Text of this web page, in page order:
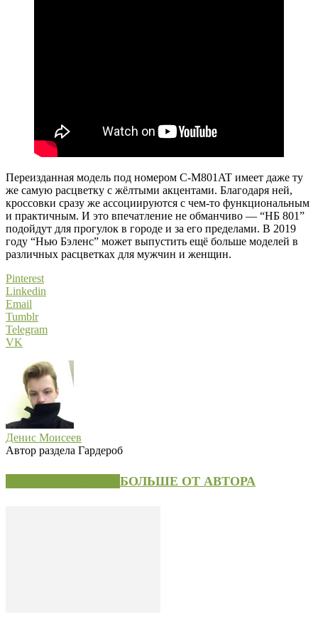
Переизданная модель под номером C-M801AT имеет даже ту
же самую расцветку с жёлтыми акцентами. Благодаря ней,
кроссовки сразу же ассоциируются с чем-то функциональным
и практичным. И это впечатление не обманчиво — “НБ 801”
подойдут для прогулок в городе и за его пределами. В 2019
году “Нью Бэленс” может выпустить ещё больше моделей в
различных расцветках для мужчин и женщин.
Pinterest
Linkedin
Email
Tumblr
Telegram
VK
Денис Моисеев
Автор раздела Гардероб
БОЛЬШЕ ОТ АВТОРА